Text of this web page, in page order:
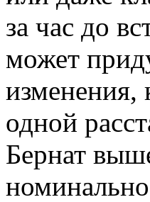
за час до
может
изменения,
одной
Бернат